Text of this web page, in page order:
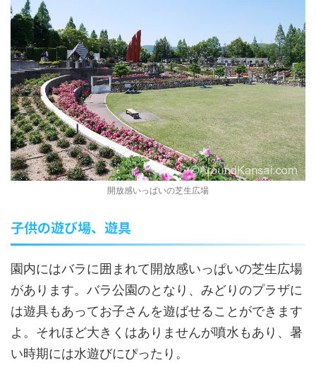
開放感いっぱいの芝生広場
子供の遊び場、遊具
園内にはバラに囲まれて開放感いっぱいの芝生広場
があります。バラ公園のとなり、みどりのプラザに
は遊具もあってお子さんを遊ばせることができます
よ。それほど大きくはありませんが噴水もあり、暑
い時期には水遊びにぴったり。